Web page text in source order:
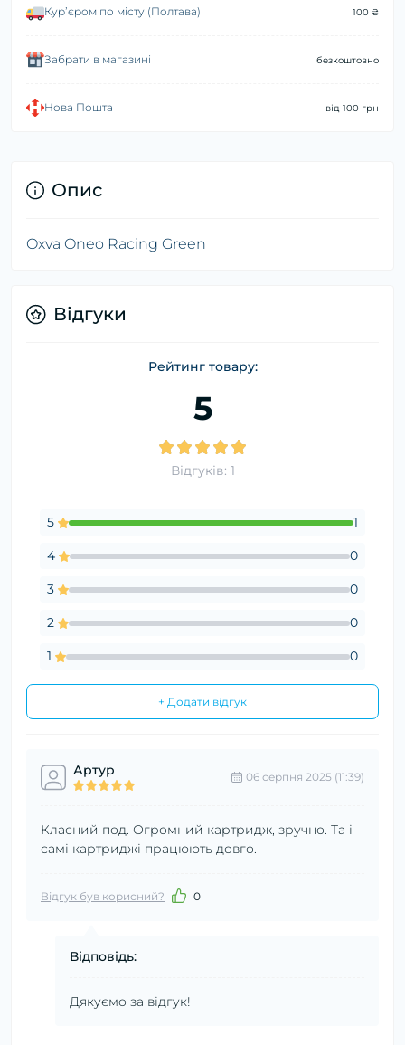
Курʼєром по місту (Полтава) 100 ₴
Забрати в магазині безкоштовно
Нова Пошта від 100 грн
Опис
Oxva Oneo Racing Green
Відгуки
Рейтинг товару:
5
Відгуків: 1
5 1
4 0
3 0
2 0
1 0
+ Додати відгук
Артур 06 серпня 2025 (11:39)
Класний под. Огромний картридж, зручно. Та і
самі картриджі працюють довго.
Відгук був корисний? 0
Відповідь:
Дякуємо за відгук!